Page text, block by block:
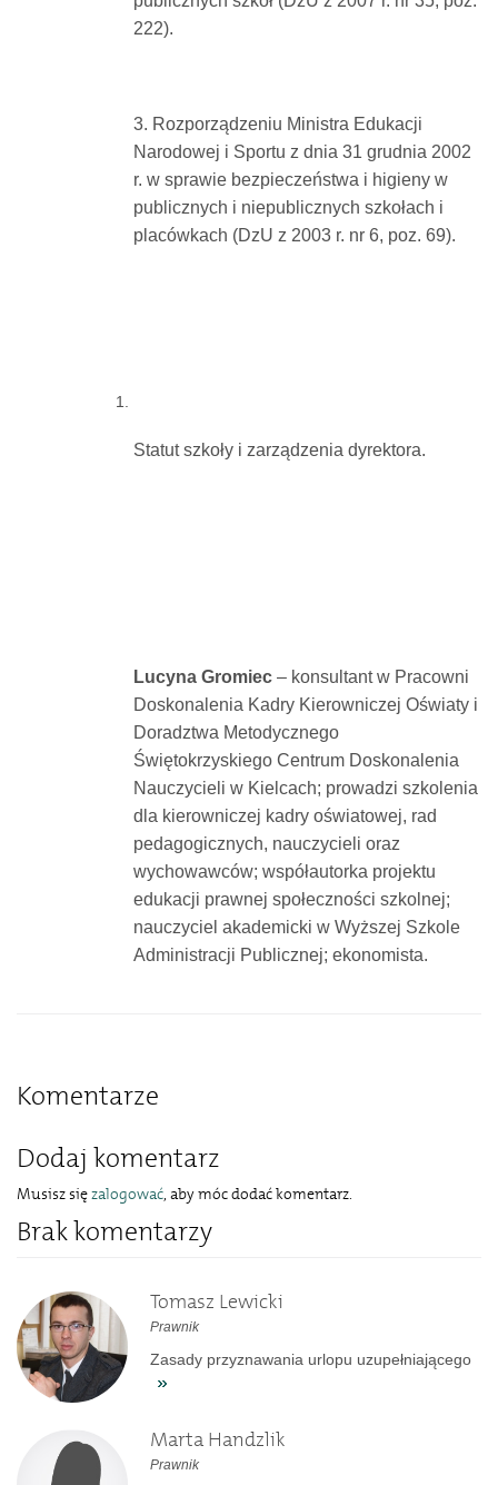
222).
3. Rozporządzeniu Ministra Edukacji
Narodowej i Sportu z dnia 31 grudnia 2002
r. w sprawie bezpieczeństwa i higieny w
publicznych i niepublicznych szkołach i
placówkach (DzU z 2003 r. nr 6, poz. 69).
Statut szkoły i zarządzenia dyrektora.
Lucyna Gromiec– konsultant w Pracowni
Doskonalenia Kadry Kierowniczej Oświaty i
Doradztwa Metodycznego
Świętokrzyskiego Centrum Doskonalenia
Nauczycieli w Kielcach; prowadzi szkolenia
dla kierowniczej kadry oświatowej, rad
pedagogicznych, nauczycieli oraz
wychowawców; współautorka projektu
edukacji prawnej społeczności szkolnej;
nauczyciel akademicki w Wyższej Szkole
Administracji Publicznej; ekonomista.
Komentarze
Dodaj komentarz
Musisz sięzalogować, aby móc dodać komentarz.
Brak komentarzy
Tomasz Lewicki
Prawnik
Zasady przyznawania urlopu uzupełniającego
Marta Handzlik
Prawnik